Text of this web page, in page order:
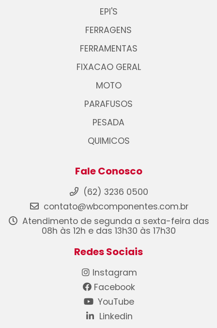
EPI'S
FERRAGENS
FERRAMENTAS
FIXACAO GERAL
MOTO
PARAFUSOS
PESADA
QUIMICOS
Fale Conosco
(62) 3236 0500
contato@wbcomponentes.com.br
Atendimento de segunda a sexta-feira das
08h às 12h e das 13h30 às 17h30
Redes Sociais
Instagram
Facebook
YouTube
Linkedin